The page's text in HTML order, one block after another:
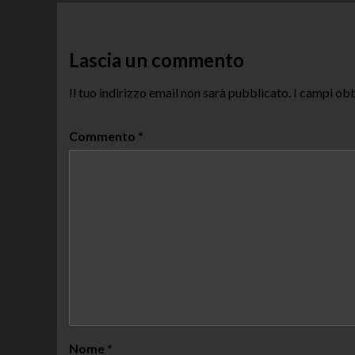
Lascia un commento
Il tuo indirizzo email non sarà pubblicato. I campi
Commento *
Nome *